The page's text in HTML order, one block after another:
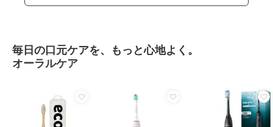
毎日の口元ケアを、もっと心地よく。
オーラルケア